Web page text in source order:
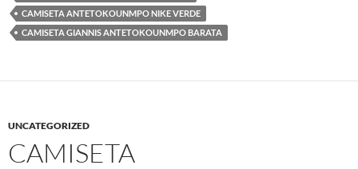
CAMISETA ANTETOKOUNMPO NIKE VERDE
CAMISETA GIANNIS ANTETOKOUNMPO BARATA
UNCATEGORIZED
CAMISETA